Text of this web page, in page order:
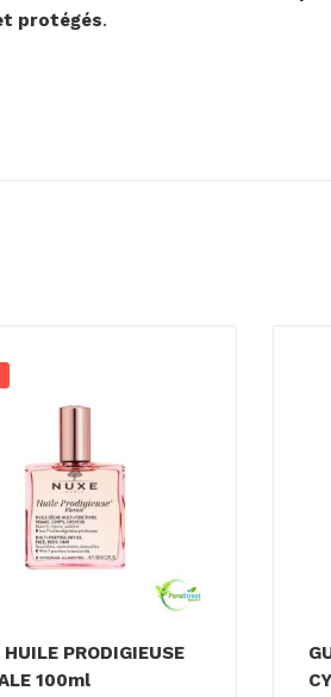
protégés.
HUILE PRODIGIEUSE
100ml